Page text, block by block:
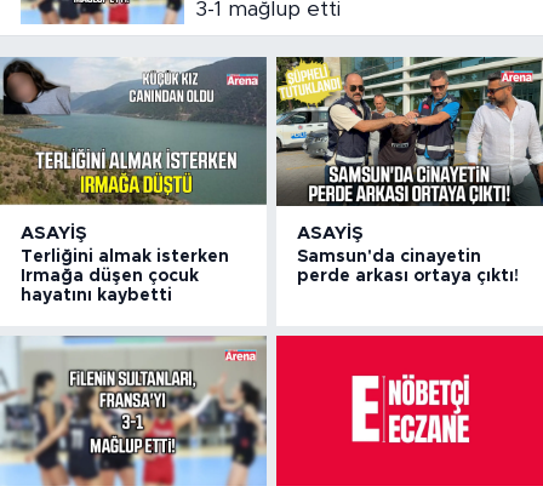
3-1 mağlup etti
ASAYIŞ
Terliğini almak isterken
Irmağa düşen çocuk
hayatını kaybetti
ASAYIŞ
Samsun'da cinayetin
perde arkası ortaya çıktı!